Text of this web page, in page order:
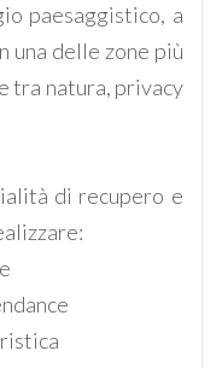
paesaggistico, a
una delle zone più
tra natura, privacy
di recupero e